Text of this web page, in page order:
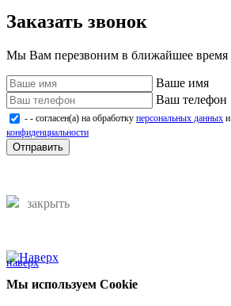
Заказать звонок
Мы Вам перезвоним в ближайшее время
Ваше имя
Ваш телефон
- - согласен(а) на обработку персональных данных и
конфиденциальности
Отправить
закрыть
наверх
Мы используем Cookie